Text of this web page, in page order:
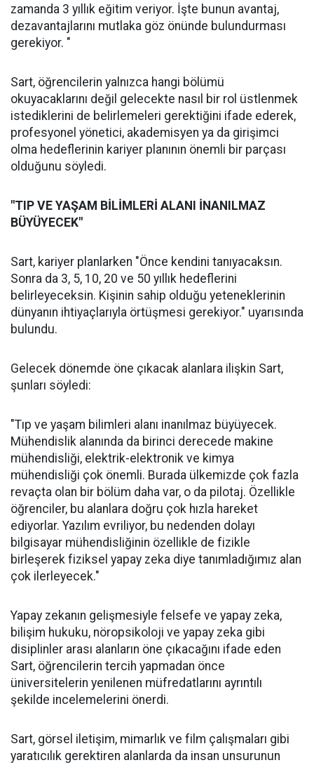
zamanda 3 yıllık eğitim veriyor. İşte bunun avantaj,
dezavantajlarını mutlaka göz önünde bulundurması
gerekiyor. "
Sart, öğrencilerin yalnızca hangi bölümü
okuyacaklarını değil gelecekte nasıl bir rol üstlenmek
istediklerini de belirlemeleri gerektiğini ifade ederek,
profesyonel yönetici, akademisyen ya da girişimci
olma hedeflerinin kariyer planının önemli bir parçası
olduğunu söyledi.
"TIP VE YAŞAM BİLİMLERİ ALANI İNANILMAZ
BÜYÜYECEK"
Sart, kariyer planlarken "Önce kendini tanıyacaksın.
Sonra da 3, 5, 10, 20 ve 50 yıllık hedeflerini
belirleyeceksin. Kişinin sahip olduğu yeteneklerinin
dünyanın ihtiyaçlarıyla örtüşmesi gerekiyor." uyarısında
bulundu.
Gelecek dönemde öne çıkacak alanlara ilişkin Sart,
şunları söyledi:
"Tıp ve yaşam bilimleri alanı inanılmaz büyüyecek.
Mühendislik alanında da birinci derecede makine
mühendisliği, elektrik-elektronik ve kimya
mühendisliği çok önemli. Burada ülkemizde çok fazla
revaçta olan bir bölüm daha var, o da pilotaj. Özellikle
öğrenciler, bu alanlara doğru çok hızla hareket
ediyorlar. Yazılım evriliyor, bu nedenden dolayı
bilgisayar mühendisliğinin özellikle de fizikle
birleşerek fiziksel yapay zeka diye tanımladığımız alan
çok ilerleyecek."
Yapay zekanın gelişmesiyle felsefe ve yapay zeka,
bilişim hukuku, nöropsikoloji ve yapay zeka gibi
disiplinler arası alanların öne çıkacağını ifade eden
Sart, öğrencilerin tercih yapmadan önce
üniversitelerin yenilenen müfredatlarını ayrıntılı
şekilde incelemelerini önerdi.
Sart, görsel iletişim, mimarlık ve film çalışmaları gibi
yaratıcılık gerektiren alanlarda da insan unsurunun